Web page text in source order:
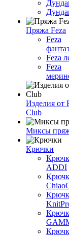
Пряжа Feza
Feza
Feza
Feza
Изделия от
Club
Миксы
Крючки
ADDI